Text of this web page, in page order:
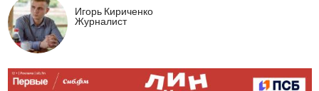
Игорь Кириченко
Журналист